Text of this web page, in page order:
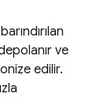
ve
edilir.